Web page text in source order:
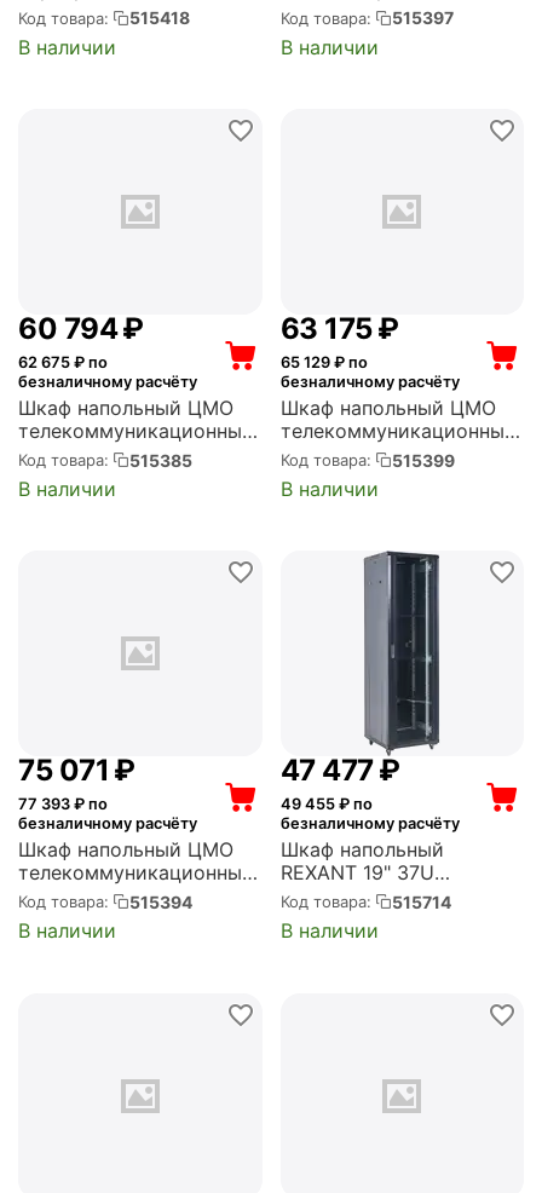
1200) двойные
перфорированные двери
2 шт. (ШТК-М-42.8.12-
Код товара: 515418
В наличии
36U (600 x 800) дверь
металл (ШТК-М-36.6.8-
3ААА)
Код товара: 515397
В наличии
60 794₽
62 675 ₽ по
безналичному расчёту
Шкаф напольный ЦМО
телекоммуникационный
ЭКОНОМ 48U (600 *
1000) дверь
перфорированная 2 шт.,
Код товара: 515385
В наличии
63 175₽
65 129₽ по
безналичному расчёту
Шкаф напольный ЦМО
телекоммуникационный
36U (600 x 1000) дверь
стекло (ШТК-М-36.6.10-
1ААА)
Код товара: 515399
В наличии
75 071 ₽
77 393 ₽ по
безналичному расчёту
Шкаф напольный ЦМО
телекоммуникационный
48U (600 x 1000) дверь
стекло, чёрный (ШТК-
М-48.6.10-1ААА-9005)
Код товара: 515394
В наличии
47 477₽
49 455₽ по
безналичному расчёту
Шкаф напольный
REXANT 19" 37U
600х600х1832 (ШхГхВ),
дверь стекло,
металлическая задняя
Код товара: 515714
В наличии